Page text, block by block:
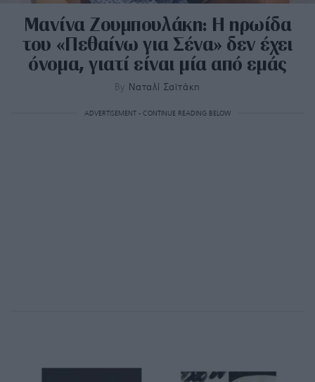
Μανίνα Ζουμπουλάκη: H ηρωίδα
του «Πεθαίνω για Σένα» δεν έχει
όνομα, γιατί είναι μία από εμάς
By Ναταλί Σαϊτάκη
ADVERTISEMENT - CONTINUE READING BELOW